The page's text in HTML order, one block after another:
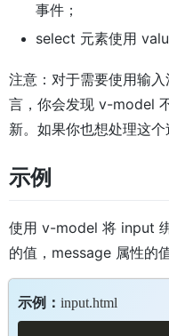
事件；
select 元素使用
注意：对于需要使用输
言，你会发现 v-model
新。如果你也想处理这
示例
使用 v-model 将 input
的值，message 属性的
示例： input.html